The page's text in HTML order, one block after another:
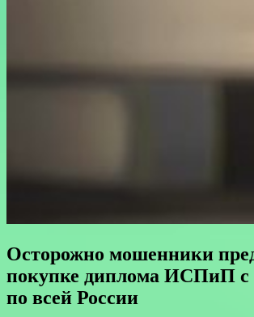
Осторожно мошенники
покупке диплома ИСПиП с
по всей России